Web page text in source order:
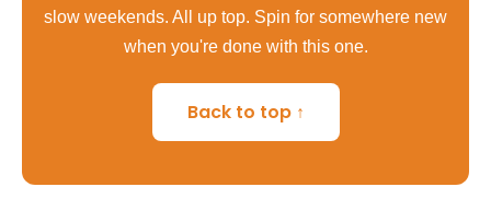
slow weekends. All up top. Spin for somewhere new
when you're done with this one.
Back to top ↑